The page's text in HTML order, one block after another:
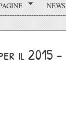
per il 2015